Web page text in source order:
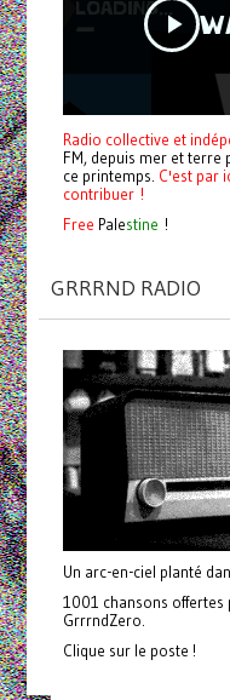
Radio collective et
FM, depuis mer et terre
ce printemps. C'est par
contribuer !
Free Palestine !
GRRRND RADIO
Un arc-en-ciel planté
1001 chansons offertes
GrrrndZero.
Clique sur le poste !